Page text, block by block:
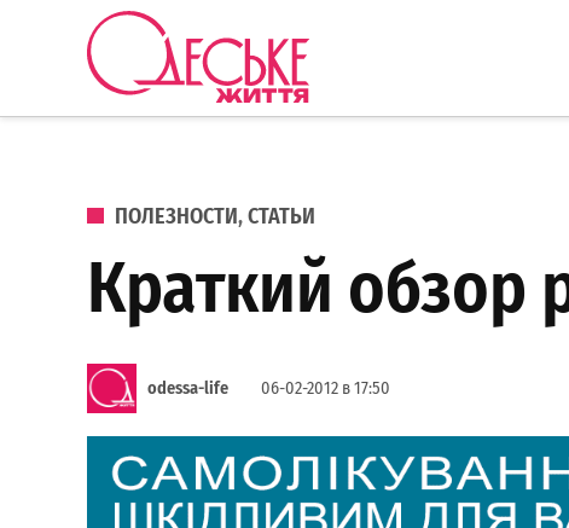
Перейти к содержанию
ОПУБЛИКОВАНО В
ПОЛЕЗНОСТИ,СТАТЬИ
Краткий обзор
odessa-life 06-02-2012 в 17:50